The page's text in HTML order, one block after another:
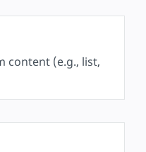
content (e.g., list,